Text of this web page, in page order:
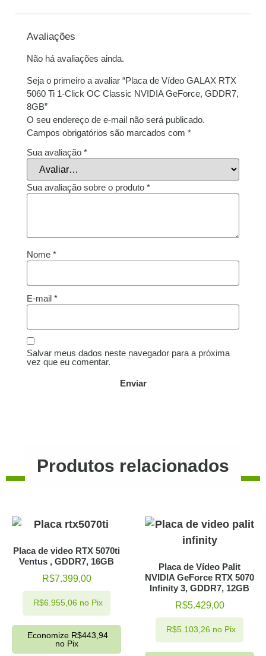
Avaliações
Não há avaliações ainda.
Seja o primeiro a avaliar “Placa de Vídeo GALAX RTX
5060 Ti 1-Click OC Classic NVIDIA GeForce, GDDR7,
8GB”
O seu endereço de e-mail não será publicado.
Campos obrigatórios são marcados com *
Sua avaliação *
Sua avaliação sobre o produto *
Nome *
E-mail *
Salvar meus dados neste navegador para a próxima
vez que eu comentar.
Produtos relacionados
Placa de video RTX 5070ti
Ventus , GDDR7, 16GB
R$7.399,00
R$6.955,06 no Pix
Economize R$443,94
no Pix
Placa de Vídeo Palit
NVIDIA GeForce RTX 5070
Infinity 3, GDDR7, 12GB
R$5.429,00
R$5.103,26 no Pix